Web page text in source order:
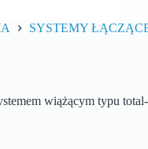
SYSTEMY
wiążącym typu